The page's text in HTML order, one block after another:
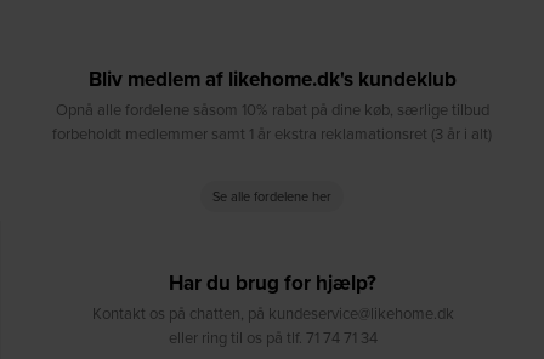
Bliv medlem af likehome.dk's kundeklub
Opnå alle fordelene såsom 10% rabat på dine køb, særlige tilbud
forbeholdt medlemmer samt 1 år ekstra reklamationsret (3 år i alt)
Se alle fordelene her
Har du brug for hjælp?
Kontakt os på chatten, på kundeservice@likehome.dk
eller ring til os på tlf. 71 74 71 34